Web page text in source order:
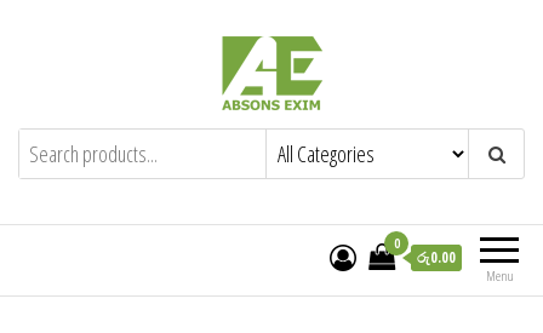
Absons Exim (Pvt) Ltd.Importers of Industrial & Domestic Gas
Cookers and Spares.
Menu
0
රු0.00